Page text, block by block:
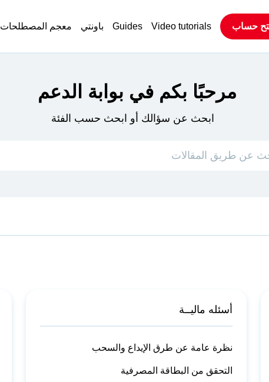
معجم المصطلحات باونتي Guides Video tutorials حساب
مرحبًا بكم في بوابة الدعم
ابحث عن سؤالك أو ابحث حسب الفئة
أسئله ماليــة
نظرة عامة عن طرق الإيداع والسحب
التحقق من البطاقة المصرفية